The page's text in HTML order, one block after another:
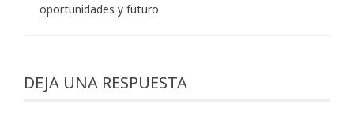
oportunidades y futuro
DEJA UNA RESPUESTA